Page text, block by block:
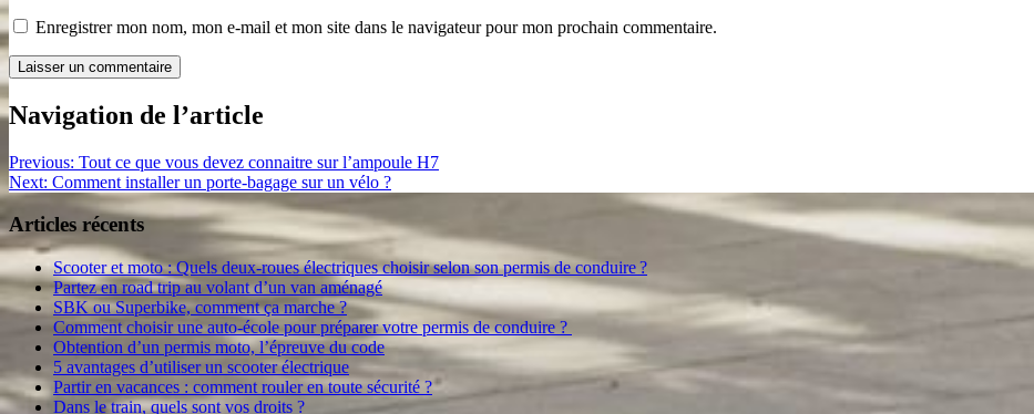
Enregistrer mon nom, mon e-mail et mon site dans le navigateur pour mon prochain commentaire.
Navigation de l’article
Previous: Tout ce que vous devez connaitre sur l’ampoule H7
Next: Comment installer un porte-bagage sur un vélo ?
Articles récents
Scooter et moto : Quels deux-roues électriques choisir selon son permis de conduire ?
Partez en road trip au volant d’un van aménagé
SBK ou Superbike, comment ça marche ?
Comment choisir une auto-école pour préparer votre permis de conduire ?
Obtention d’un permis moto, l’épreuve du code
5 avantages d’utiliser un scooter électrique
Partir en vacances : comment rouler en toute sécurité ?
Dans le train, quels sont vos droits ?